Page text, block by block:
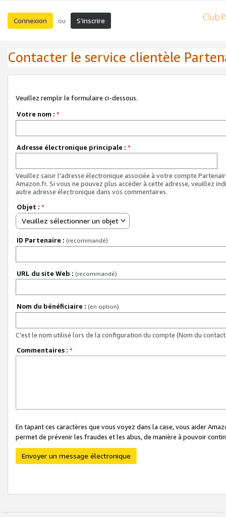
Connexion ou S’inscrire
Contacter le service clientèle
Veuillez remplir le formulaire ci-dessous.
Votre nom : *
Adresse électronique principale : *
Veuillez saisir l'adresse électronique associée à votre compte
Amazon.fr. Si vous ne pouvez plus accéder à cette adresse, veuillez
autre adresse électronique dans vos commentaires.
Objet : *
Veuillez sélectionner un objet
ID Partenaire : (recommandé)
URL du site Web : (recommandé)
Nom du bénéficiaire : (en option)
C'est le nom utilisé lors de la configuration du compte (Nom du
Commentaires : *
En tapant ces caractères que vous voyez dans la case, vous aider
permet de prévenir les fraudes et les abus, de manière à pouvoir
Envoyer un message électronique